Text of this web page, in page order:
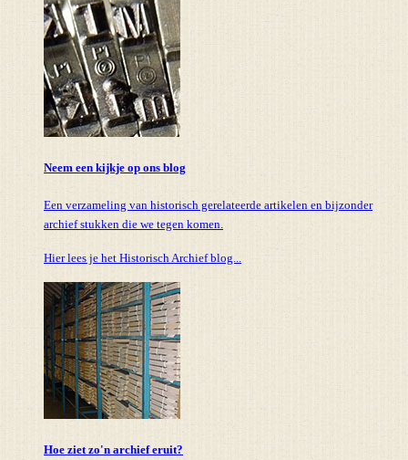
Neem een kijkje op ons blog
Een verzameling van historisch gerelateerde artikelen en bijzonder
archief stukken die we tegen komen.
Hier lees je het Historisch Archief blog...
Hoe ziet zo'n archief eruit?